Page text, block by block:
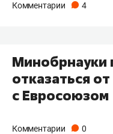
Комментарии 4
Минобрнауки
отказаться
с Евросоюзом
Комментарии 0